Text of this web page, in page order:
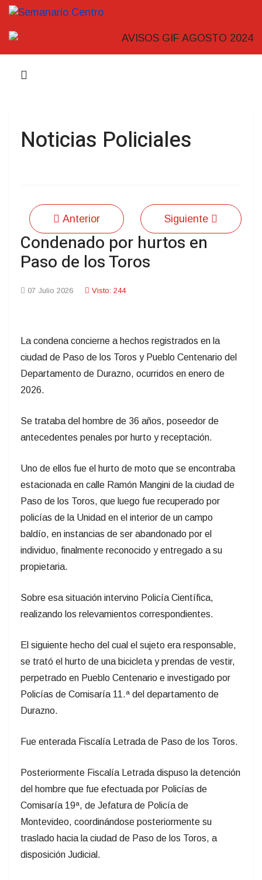
Noticias Policiales
Anterior Siguiente
Condenado por hurtos en
Paso de los Toros
07 Julio 2026 Visto: 244
La condena concierne a hechos registrados en la
ciudad de Paso de los Toros y Pueblo Centenario del
Departamento de Durazno, ocurridos en enero de
2026.
Se trataba del hombre de 36 años, poseedor de
antecedentes penales por hurto y receptación.
Uno de ellos fue el hurto de moto que se encontraba
estacionada en calle Ramón Mangini de la ciudad de
Paso de los Toros, que luego fue recuperado por
policías de la Unidad en el interior de un campo
baldío, en instancias de ser abandonado por el
individuo, finalmente reconocido y entregado a su
propietaria.
Sobre esa situación intervino Policía Científica,
realizando los relevamientos correspondientes.
El siguiente hecho del cual el sujeto era responsable,
se trató el hurto de una bicicleta y prendas de vestir,
perpetrado en Pueblo Centenario e investigado por
Policías de Comisaría 11.ª del departamento de
Durazno.
Fue enterada Fiscalía Letrada de Paso de los Toros.
Posteriormente Fiscalía Letrada dispuso la detención
del hombre que fue efectuada por Policías de
Comisaría 19ª, de Jefatura de Policía de
Montevideo, coordinándose posteriormente su
traslado hacia la ciudad de Paso de los Toros, a
disposición Judicial.